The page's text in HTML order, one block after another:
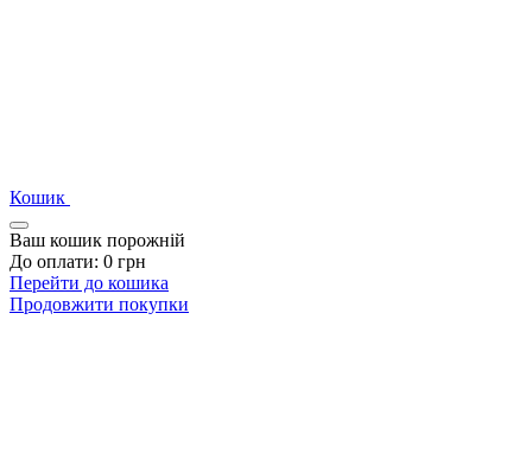
Кошик
Ваш кошик порожній
До оплати: 0 грн
Перейти до кошика
Продовжити покупки